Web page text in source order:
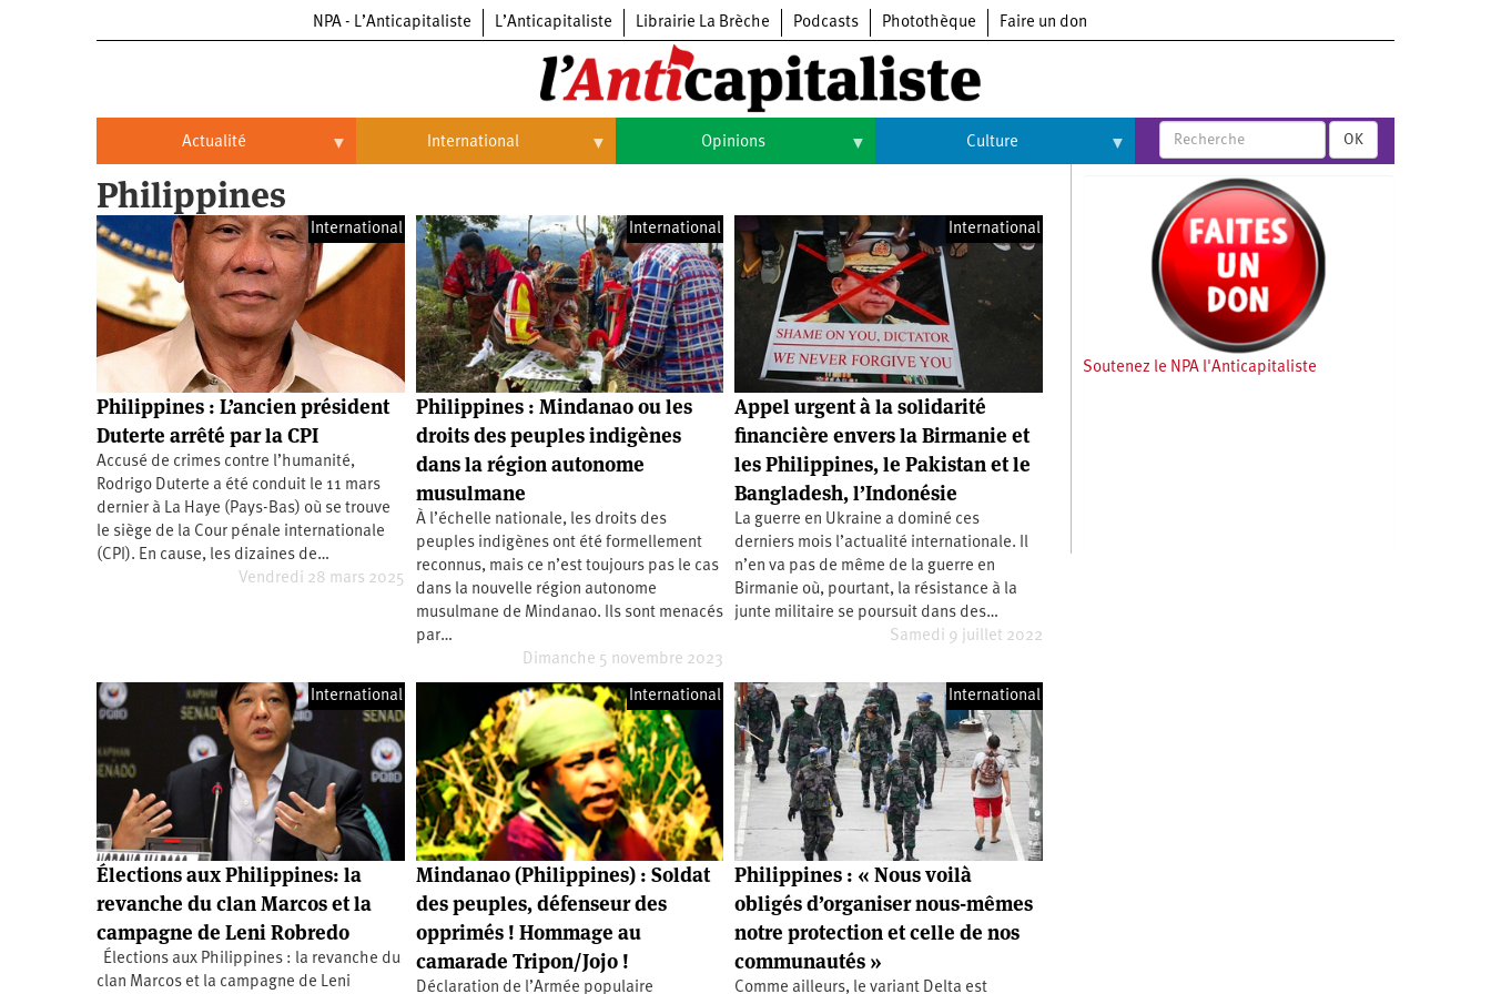
NPA - L’Anticapitaliste L’Anticapitaliste Librairie La Brèche Podcasts Photothèque Faire un don
Actualité
Actualité
Politique
Entreprises
Entreprises
Automobile
Aéronautique
Commerce
Hôpitaux
SNCF
Oppressions
Oppressions
Antiracisme
Féminisme
LGBTI
Économie
Écologie
Éducation
Santé
Vidéos
International
Brésil
Chine
États-
Continents
Afrique
Amérique
du
Nord
Amérique
latine
Moyen-
Orient
Océanie
Opinions
Histoire
Culture
Arts
Cinéma
Expositions
Livres
OK
Philippines
International
Philippines : L’ancien président
Duterte arrêté par la CPI
Accusé de crimes contre l’humanité,
Rodrigo Duterte a été conduit le 11 mars
dernier à La Haye (Pays-Bas) où se trouve
le siège de la Cour pénale internationale
(CPI). En cause, les dizaines de…
Vendredi 28 mars 2025
International
Philippines : Mindanao ou les
droits des peuples indigènes
dans la région autonome
musulmane
À l’échelle nationale, les droits des
peuples indigènes ont été formellement
reconnus, mais ce n’est toujours pas le cas
dans la nouvelle région autonome
musulmane de Mindanao. Ils sont menacés
par…
Dimanche 5 novembre 2023
International
Appel urgent à la solidarité
financière envers la Birmanie et
les Philippines, le Pakistan et le
Bangladesh, l’Indonésie
La guerre en Ukraine a dominé ces
derniers mois l’actualité internationale. Il
n’en va pas de même de la guerre en
Birmanie où, pourtant, la résistance à la
junte militaire se poursuit dans des…
Samedi 9 juillet 2022
International
Élections aux Philippines: la
revanche du clan Marcos et la
campagne de Leni Robredo
Élections aux Philippines : la revanche du
clan Marcos et la campagne de Leni
International
Mindanao (Philippines) : Soldat
des peuples, défenseur des
opprimés ! Hommage au
camarade Tripon/Jojo !
Déclaration de l’Armée populaire
International
Philippines : « Nous voilà
obligés d’organiser nous-mêmes
notre protection et celle de nos
communautés »
Comme ailleurs, le variant Delta est
Soutenez le NPA l'Anticapitaliste